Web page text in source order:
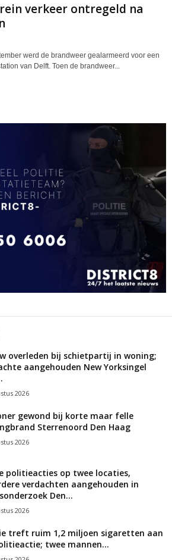
verkeer ontregeld na
werd de brandweer gealarmeerd voor een
van Delft. Toen de brandweer...
overleden bij schietpartij in woning;
aangehouden New Yorksingel
2026
gewond bij korte maar felle
Sterrenoord Den Haag
2026
politieacties op twee locaties,
verdachten aangehouden in
Den...
2026
treft ruim 1,2 miljoen sigaretten aan
twee mannen...